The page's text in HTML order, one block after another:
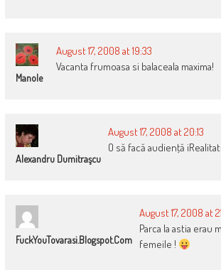
Manole
August 17, 2008 at 19:33
Vacanta frumoasa si balaceala maxima!
Alexandru Dumitraşcu
August 17, 2008 at 20:13
O să facă audienţă
FuckYouTovarasi.blogspot.com
August 17, 2008 at
Parca la astia erau
femeile !